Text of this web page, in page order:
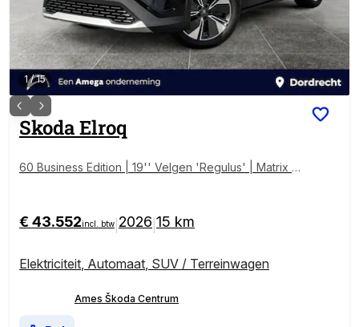
1/15
SkodaElroq
60 Business Edition | 19'' Velgen 'Regulus' | Matrix L
€ 43.552incl. btw 2026 15 km
Elektriciteit, Automaat, SUV / Terreinwagen
Ames Škoda Centrum